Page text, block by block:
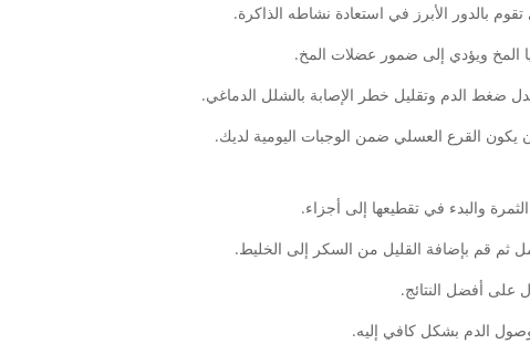
بالدور الأبرز في استعادة نشاطه الذاكرة.
المخ ويؤدي إلى ضمور عضلات المخ.
ضغط الدم وتقليل خطر الإصابة بالشلل الدماغي.
يكون القرع العسلي ضمن الوجبات اليومية لديك.
والبدء في تقطيعها إلى أجزاء.
ثم قم بإضافة القليل من السكر إلى الخليط.
على أفضل النتائج.
الدم بشكل كافي إليه.